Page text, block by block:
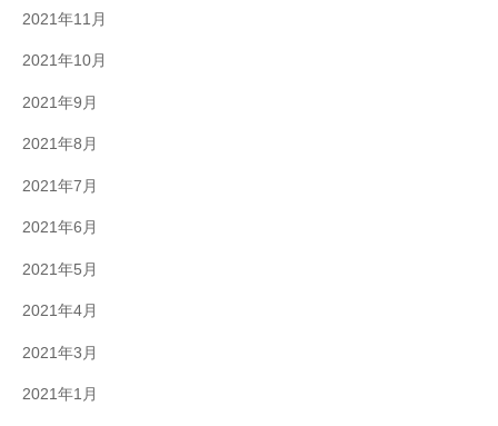
2021年11月
2021年10月
2021年9月
2021年8月
2021年7月
2021年6月
2021年5月
2021年4月
2021年3月
2021年1月